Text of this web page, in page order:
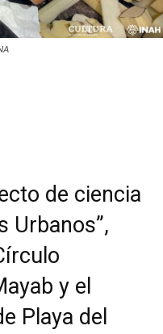
de ciencia
Urbanos”,
y el
Playa del